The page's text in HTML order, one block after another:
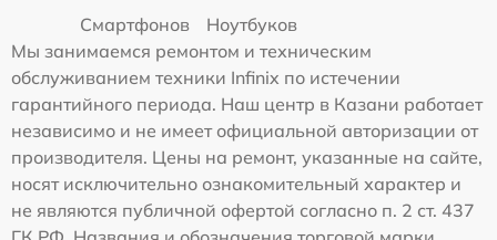
Смартфонов
Ноутбуков
Мы занимаемся ремонтом и техническим
обслуживанием техники Infinix по истечении
гарантийного периода. Наш центр в Казани работает
независимо и не имеет официальной авторизации от
производителя. Цены на ремонт, указанные на сайте,
носят исключительно ознакомительный характер и
не являются публичной офертой согласно п. 2 ст. 437